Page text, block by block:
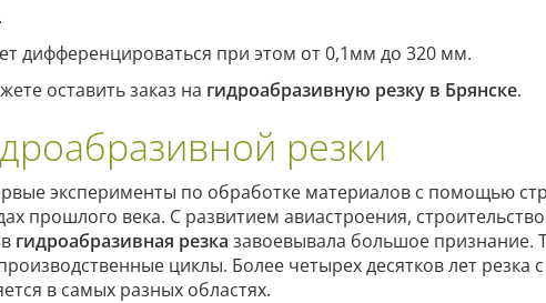
дифференцироваться при этом от 0,1мм до 320 мм.
оставить заказ на гидроабразивную резку в Брянске.
резки
эксперименты по обработке материалов с помощью
прошлого века. С развитием авиастроения,
гидроабразивная резка завоевывала большое признание.
циклы. Более четырех десятков лет
в самых разных областях.